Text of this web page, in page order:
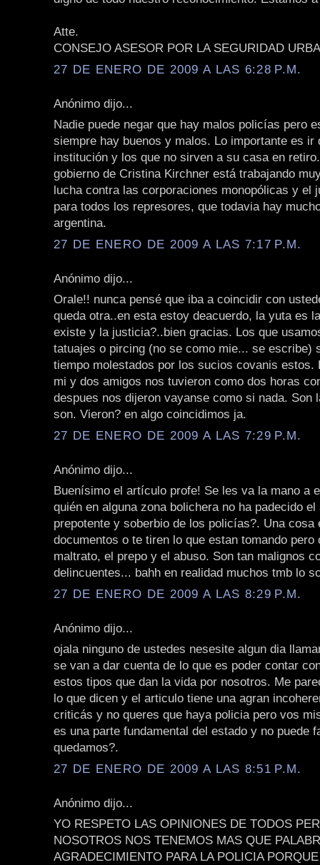
Atte.
CONSEJO ASESOR POR LA SEGURIDAD
27 DE ENERO DE 2009 A LAS 6:28 P.M.
Anónimo dijo...
Nadie puede negar que hay malos policías pero
siempre hay buenos y malos. Lo importante es ir
institución y los que no sirven a su casa en
gobierno de Cristina Kirchner está trabajando
lucha contra las corporaciones monopólicas y el
para todos los represores, que todavia hay
argentina.
27 DE ENERO DE 2009 A LAS 7:17 P.M.
Anónimo dijo...
Orale!! nunca pensé que iba a coincidir con
queda otra..en esta estoy deacuerdo, la yuta es
existe y la justicia?..bien gracias. Los que
tatuajes o pircing (no se como mie... se escribe)
tiempo molestados por los sucios covanis estos.
mi y dos amigos nos tuvieron como dos horas
despues nos dijeron vayanse como si nada. Son
son. Vieron? en algo coincidimos ja.
27 DE ENERO DE 2009 A LAS 7:29 P.M.
Anónimo dijo...
Buenísimo el artículo profe! Se les va la mano a
quién en alguna zona bolichera no ha padecido el
prepotente y soberbio de los policías?. Una cosa
documentos o te tiren lo que estan tomando pero
maltrato, el prepo y el abuso. Son tan malignos
delincuentes... bahh en realidad muchos tmb lo
27 DE ENERO DE 2009 A LAS 8:29 P.M.
Anónimo dijo...
ojala ninguno de ustedes nesesite algun dia
se van a dar cuenta de lo que es poder contar
estos tipos que dan la vida por nosotros. Me
lo que dicen y el articulo tiene una agran
criticás y no queres que haya policia pero vos
es una parte fundamental del estado y no puede
quedamos?.
27 DE ENERO DE 2009 A LAS 8:51 P.M.
Anónimo dijo...
YO RESPETO LAS OPINIONES DE TODOS
NOSOTROS NOS TENEMOS MAS QUE
AGRADECIMIENTO PARA LA POLICIA